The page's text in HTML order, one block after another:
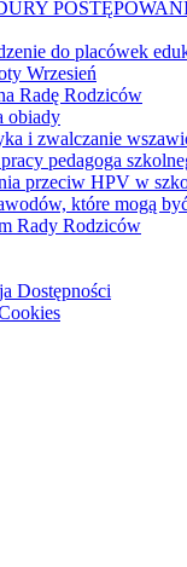
do placówek
Wrzesień
Radę Rodziców
obiady
i zwalczanie
pedagoga
przeciw HPV w
które mogą
Rady Rodziców
Dostępności